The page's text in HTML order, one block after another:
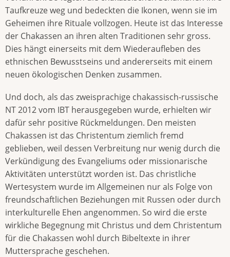
Taufkreuze weg und bedeckten die Ikonen, wenn sie im
Geheimen ihre Rituale vollzogen. Heute ist das Interesse
der Chakassen an ihren alten Traditionen sehr gross.
Dies hängt einerseits mit dem Wiederaufleben des
ethnischen Bewusstseins und andererseits mit einem
neuen ökologischen Denken zusammen.
Und doch, als das zweisprachige chakassisch-russische
NT 2012 vom IBT herausgegeben wurde, erhielten wir
dafür sehr positive Rückmeldungen. Den meisten
Chakassen ist das Christentum ziemlich fremd
geblieben, weil dessen Verbreitung nur wenig durch die
Verkündigung des Evangeliums oder missionarische
Aktivitäten unterstützt worden ist. Das christliche
Wertesystem wurde im Allgemeinen nur als Folge von
freundschaftlichen Beziehungen mit Russen oder durch
interkulturelle Ehen angenommen. So wird die erste
wirkliche Begegnung mit Christus und dem Christentum
für die Chakassen wohl durch Bibeltexte in ihrer
Muttersprache geschehen.